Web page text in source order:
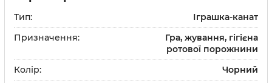
щітки
Шампуні
Доглядова косметика
Парфуми та одеколони
щітки
Засоби для дому
Тип:
Іграшка-канат
Призначення:
Гра, жування, гігієна
ротової порожнини
Колір:
Чорний